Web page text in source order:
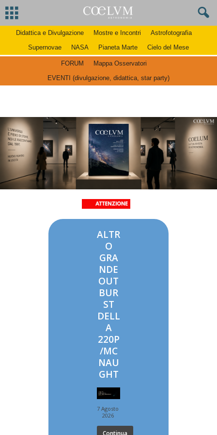
Didattica e Divulgazione Mostre e Incontri
Astrofotografia
Supernovae
NASA Pianeta Marte Cielo del Mese
FORUM
Mappa Osservatori
EVENTI (divulgazione, didattica, star party)
ALTR
O
GRA
NDE
OUT
BUR
ST
DELL
A
220P
/MC
NAU
GHT
7 Agosto
2026
Continua